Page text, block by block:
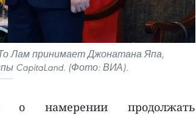
Лам принимает Джонатана Япа,
CapitaLand. (Фото: ВИА).
о намерении продолжать